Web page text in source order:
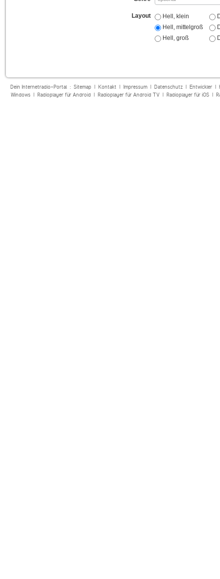
Layout
Hell, klein
Hell, mittelgroß
Hell, groß
Dein Internetradio-Portal : Sitemap| Kontakt| Impressum| Datenschutz| Entwickler|
Windows| Radioplayer für Android| Radioplayer für Android TV| Radioplayer für iOS|